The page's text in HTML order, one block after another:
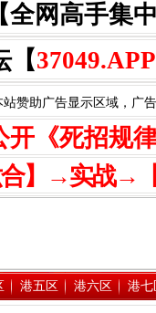
网高手集
【37049.APP
站赞助广告显示区域，广
开《死招规
合】→实战→
港五区 港六区 港七